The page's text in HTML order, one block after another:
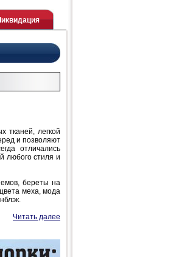
тканей, легкой
и позволяют
отличались
любого стиля и
береты на
меха, мода
Читать далее